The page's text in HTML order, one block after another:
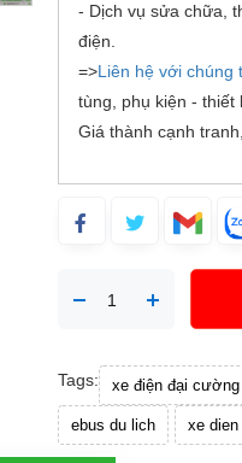
- Dịch vụ sửa chữa,
điện.
=>Liên hệ với chúng
tùng, phụ kiện - thiết
Giá thành cạnh
Tags: xe điện đại cường
ebus du lich xe